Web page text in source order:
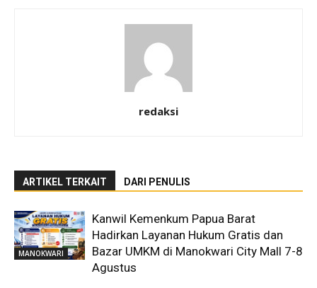
redaksi
ARTIKEL TERKAIT DARI PENULIS
MANOKWARI
Kanwil Kemenkum Papua Barat
Hadirkan Layanan Hukum Gratis dan
Bazar UMKM di Manokwari City Mall 7-8
Agustus